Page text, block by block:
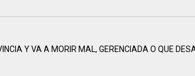
Y VA A MORIR MAL, GERENCIADA O QUE